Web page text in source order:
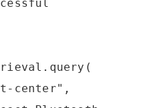
center",